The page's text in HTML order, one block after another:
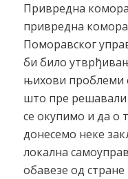
Привредна
привредна
Поморавског
би било
њихови проблеми
што пре решавали
се окупимо и да о
донесемо неке
локална
обавезе од